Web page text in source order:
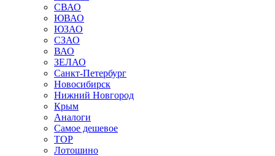
СВАО
ЮВАО
ЮЗАО
СЗАО
ВАО
ЗЕЛАО
Санкт-Петербург
Новосибирск
Нижний Новгород
Крым
Аналоги
Самое дешевое
TOP
Лотошино